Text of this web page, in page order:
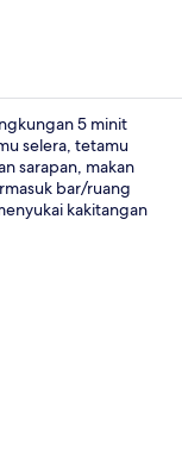
5 minit
selera, tetamu
sarapan, makan
bar/ruang
kakitangan